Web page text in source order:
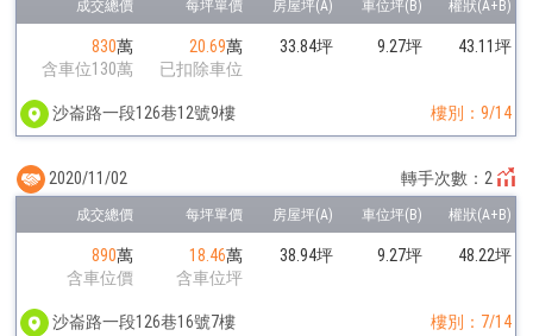
830萬
含車位130萬
20.69萬
已扣除車位
33.84坪 9.27坪 43.11坪
沙崙路一段126巷12號9樓 樓別：9/14
890萬
含車位價
18.46萬
含車位坪
38.94坪 9.27坪 48.22坪
沙崙路一段126巷16號7樓 樓別：7/14
2020/11/02 轉手次數：2